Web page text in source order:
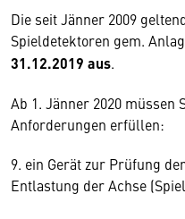
Die seit Jänner 2009
Spieldetektoren gem.
31.12.2019 aus.
Ab 1. Jänner 2020 müssen
Anforderungen erfüllen:
9. ein Gerät zur Prüfung
Entlastung der Achse